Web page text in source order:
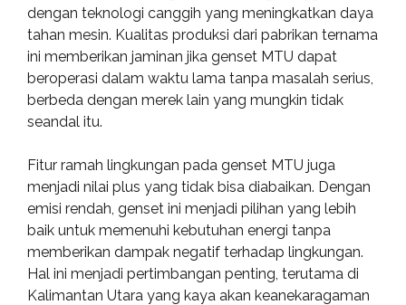
dengan teknologi canggih yang meningkatkan daya
tahan mesin. Kualitas produksi dari pabrikan ternama
ini memberikan jaminan jika genset MTU dapat
beroperasi dalam waktu lama tanpa masalah serius,
berbeda dengan merek lain yang mungkin tidak
seandal itu.
Fitur ramah lingkungan pada genset MTU juga
menjadi nilai plus yang tidak bisa diabaikan. Dengan
emisi rendah, genset ini menjadi pilihan yang lebih
baik untuk memenuhi kebutuhan energi tanpa
memberikan dampak negatif terhadap lingkungan.
Hal ini menjadi pertimbangan penting, terutama di
Kalimantan Utara yang kaya akan keanekaragaman